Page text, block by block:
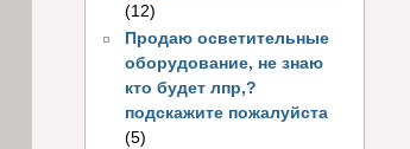
(12)
Продаю осветительные
оборудование, не знаю
кто будет лпр,?
подскажите пожалуйста
(5)